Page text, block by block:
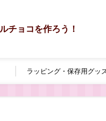
チョコを作ろう！
ラッピング・ 保存用グッ